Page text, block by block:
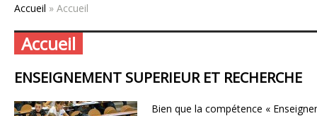
Accueil » Accueil
Accueil
ENSEIGNEMENT SUPERIEUR ET RECHERCHE
Bien que la compétence «